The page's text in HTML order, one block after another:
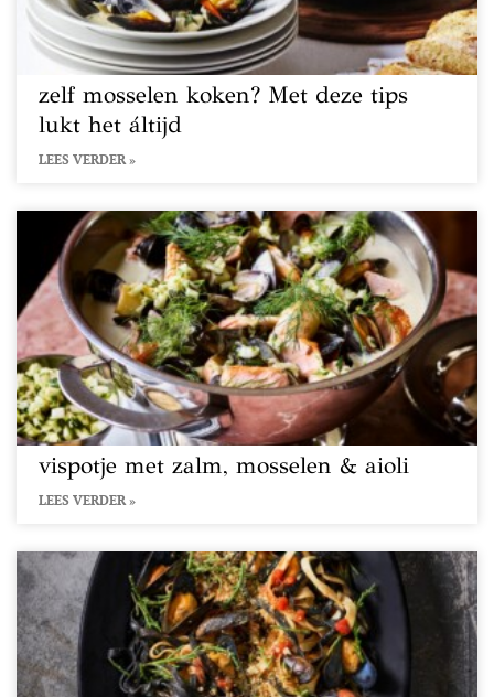
zelf mosselen koken? Met deze tips
lukt het áltijd
LEES VERDER »
vispotje met zalm, mosselen & aioli
LEES VERDER »